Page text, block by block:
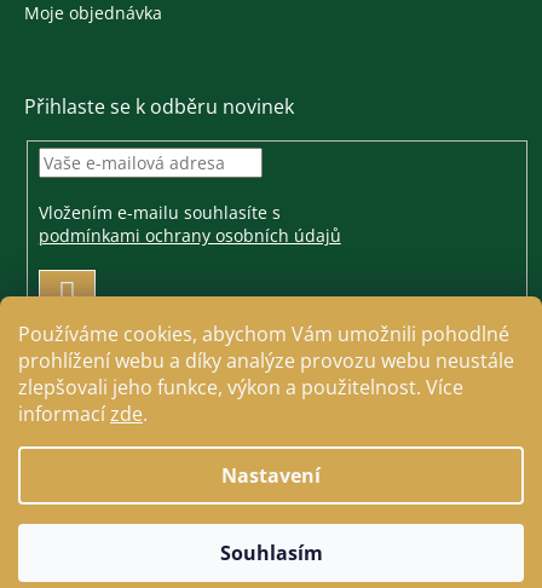
Používáme cookies, abychom Vám umožnili pohodlné
prohlížení webu a díky analýze provozu webu neustále
zlepšovali jeho funkce, výkon a použitelnost. Více
informacízde.
Nastavení
Souhlasím
Moje objednávka
Přihlaste se k odběru novinek
Vložením e-mailu souhlasíte s
podmínkami ochrany osobních údajů
PŘIHLÁSIT
Copyright 2026Jezdecké a farmářské potřeby Cavallo.
Všechna práva vyhrazena.